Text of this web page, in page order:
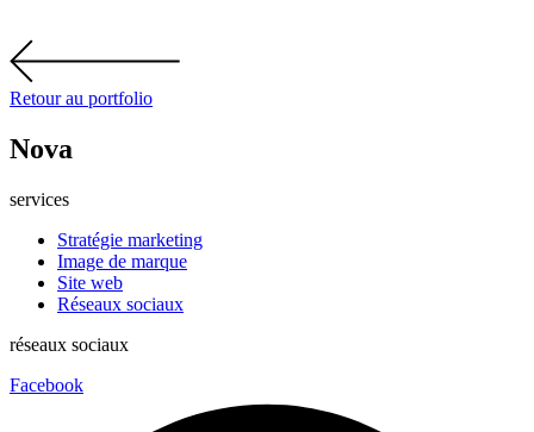
Retour au portfolio
Nova
services
Stratégie marketing
Image de marque
Site web
Réseaux sociaux
réseaux sociaux
Facebook